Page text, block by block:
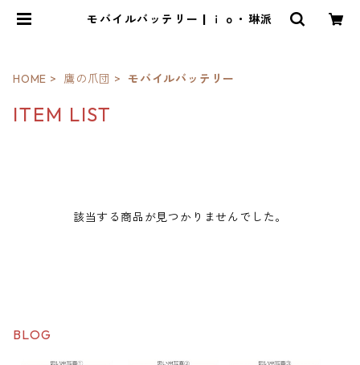
モバイルバッテリー | ｉｏ・琳派
HOME 鷹の爪団 モバイルバッテリー
ITEM LIST
該当する商品が見つかりませんでした。
BLOG